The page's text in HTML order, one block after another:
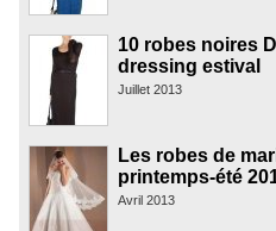
10 robes noires
dressing estival
Juillet 2013
Les robes de
printemps-été
Avril 2013